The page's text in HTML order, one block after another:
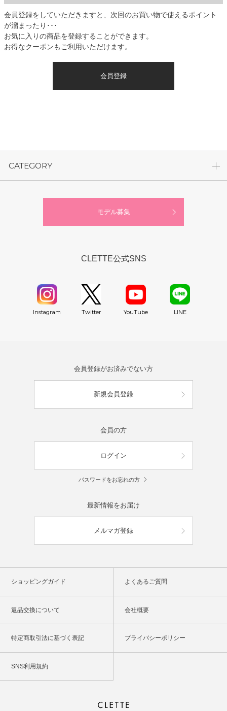
会員登録をしていただきますと、次回のお買い物で使えるポイント
が溜まったり･･･
お気に入りの商品を登録することができます。
お得なクーポンもご利用いただけます。
会員登録
CATEGORY
モデル募集
CLETTE公式SNS
Instagram Twitter YouTube LINE
会員登録がお済みでない方
新規会員登録
会員の方
ログイン
パスワードをお忘れの方
最新情報をお届け
メルマガ登録
ショッピングガイド よくあるご質問
返品交換について 会社概要
特定商取引法に基づく表記 プライバシーポリシー
SNS利用規約